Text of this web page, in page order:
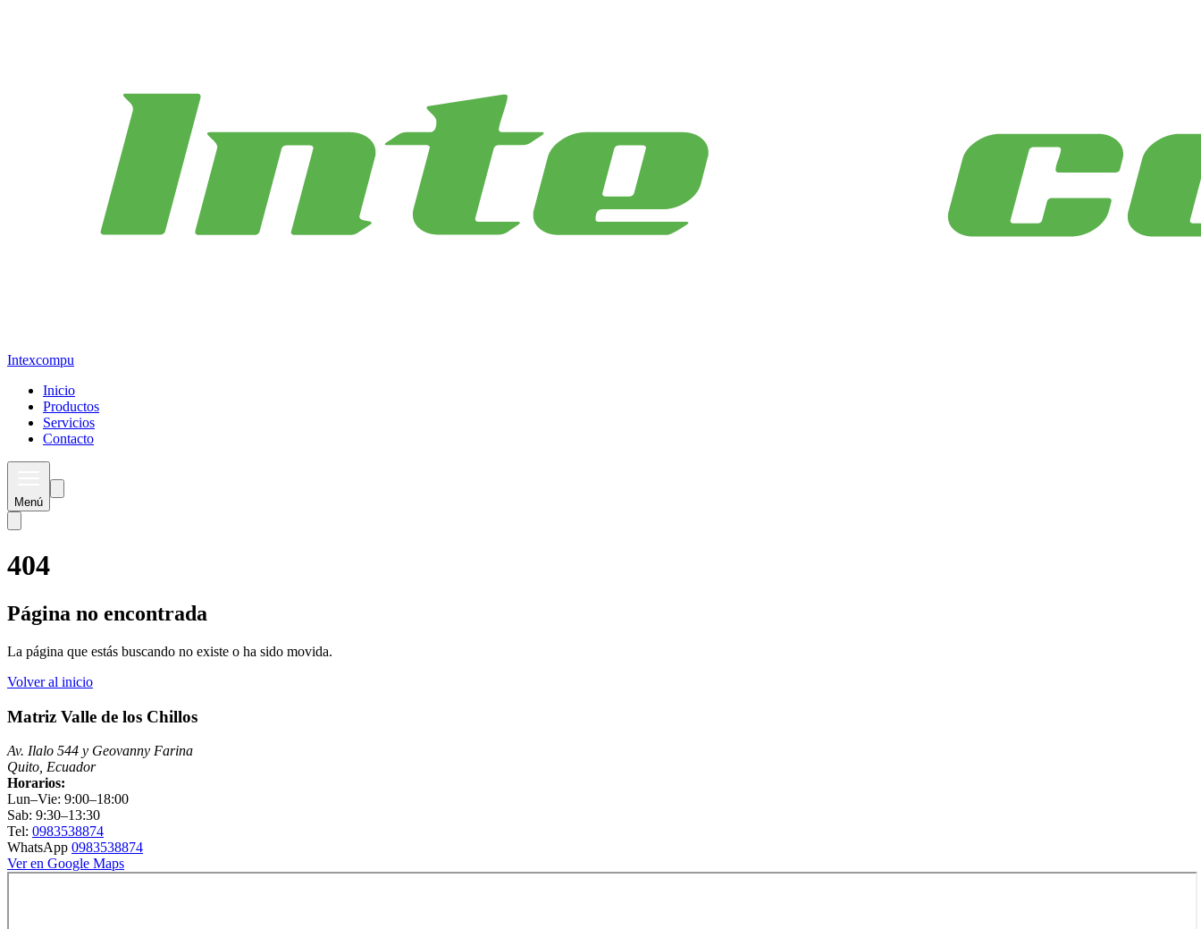
Intexcompu
Inicio
Productos
Servicios
Contacto
Menú
404
Página no encontrada
La página que estás buscando no existe o ha sido movida.
Volver al inicio
Matriz Valle de los Chillos
Av. Ilalo 544 y Geovanny Farina
Quito, Ecuador
Horarios:
Lun–Vie: 9:00–18:00
Sab: 9:30–13:30
Tel: 0983538874
WhatsApp 0983538874
Ver en Google Maps